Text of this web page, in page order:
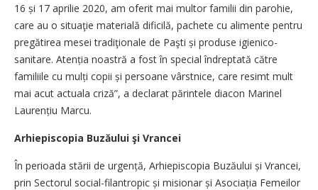
16 și 17 aprilie 2020, am oferit mai multor familii din parohie,
care au o situaţie materială dificilă, pachete cu alimente pentru
pregătirea mesei tradiţionale de Paşti și produse igienico-
sanitare. Atenția noastră a fost în special îndreptată către
familiile cu mulți copii și persoane vârstnice, care resimt mult
mai acut actuala criză”, a declarat părintele diacon Marinel
Laurențiu Marcu.
Arhiepiscopia Buzăului şi Vrancei
În perioada stării de urgență, Arhiepiscopia Buzăului și Vrancei,
prin Sectorul social-filantropic și misionar și Asociația Femeilor